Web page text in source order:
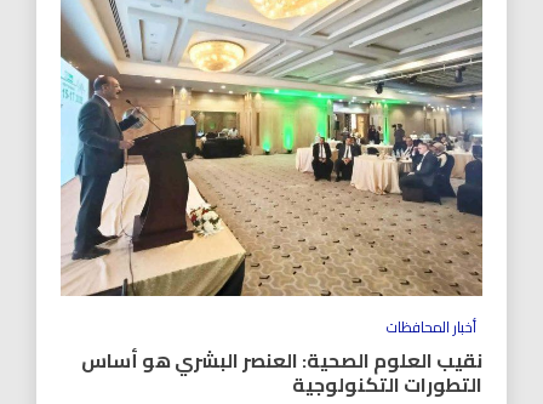
أخبار المحافظات
نقيب العلوم الصحية: العنصر البشري هو أساس
التطورات التكنولوجية